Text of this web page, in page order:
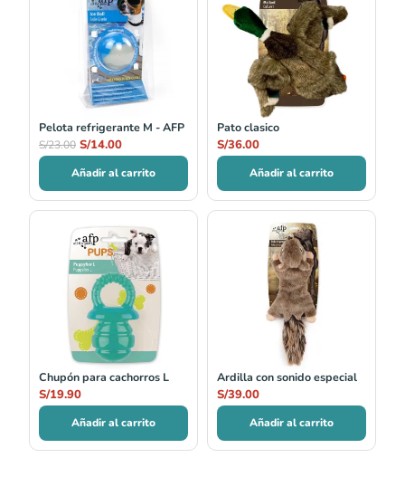
Pelota refrigerante M - AFP
S/23.00
original
era:
S/23.00.
S/14.00
actual
es:
S/14.00.
Añadir al carrito
Pato clasico
S/36.00
Añadir al carrito
Chupón para cachorros L
S/19.90
Añadir al carrito
Ardilla con sonido especial
S/39.00
Añadir al carrito